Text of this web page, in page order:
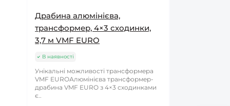
Драбина алюмінієва,
трансформер, 4×3 сходинки,
3,7 м VMF EURO
В наявності
Унікальні можливості трансформера
VMF EUROАлюмінієва трансформер-
драбина VMF EURO з 4×3 сходинками
є..